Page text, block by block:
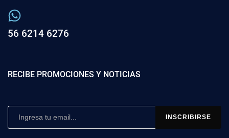
56 6214 6276
RECIBE PROMOCIONES Y NOTICIAS